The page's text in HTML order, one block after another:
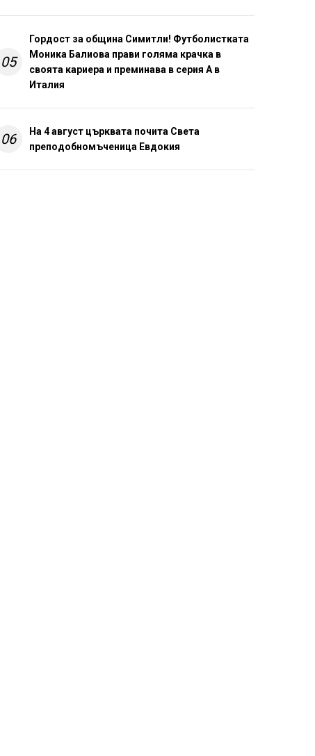
05
Гордост за община Симитли! Футболистката
Моника Балиова прави голяма крачка в
своята кариера и преминава в серия А в
Италия
06
На 4 август църквата почита Света
преподобномъченица Евдокия